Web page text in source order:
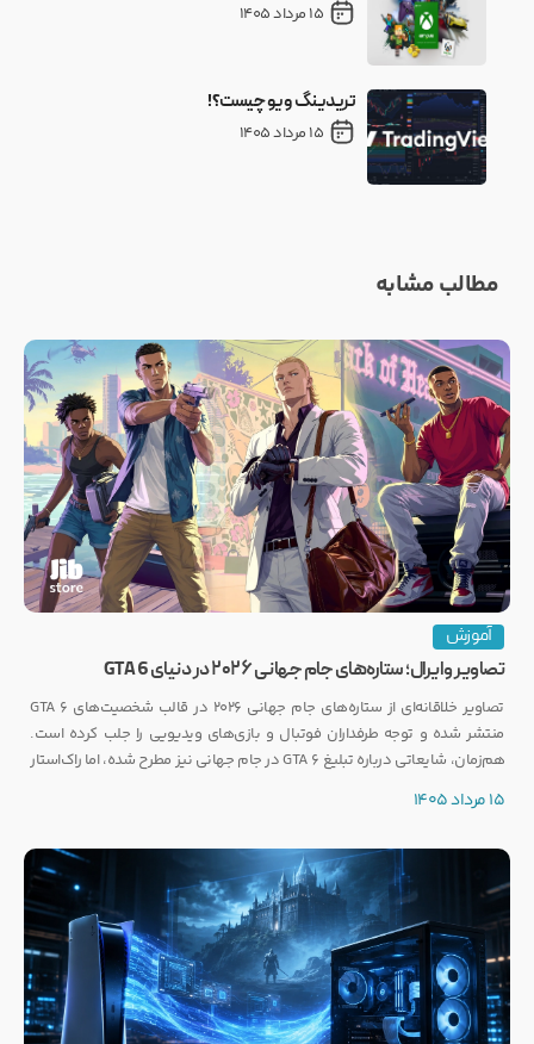
15 مرداد 1405
تریدینگ ویو چیست؟!
15 مرداد 1405
مطالب مشابه
آموزش
تصاویر وایرال؛ ستاره‌های جام جهانی ۲۰۲۶ در دنیای GTA 6
تصاویر خلاقانه‌ای از ستاره‌های جام جهانی ۲۰۲۶ در قالب شخصیت‌های GTA 6
منتشر شده و توجه طرفداران فوتبال و بازی‌های ویدیویی را جلب کرده است.
هم‌زمان، شایعاتی درباره تبلیغ GTA 6 در جام جهانی نیز مطرح شده، اما راک‌استار
15 مرداد 1405